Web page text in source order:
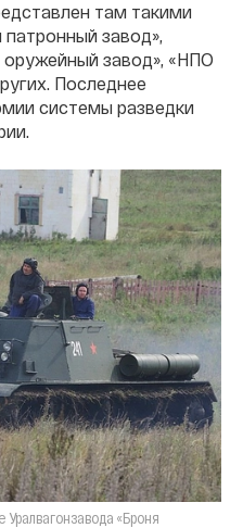
там такими
патронный завод»,
оружейный завод», «НПО
Последнее
системы разведки
«Броня